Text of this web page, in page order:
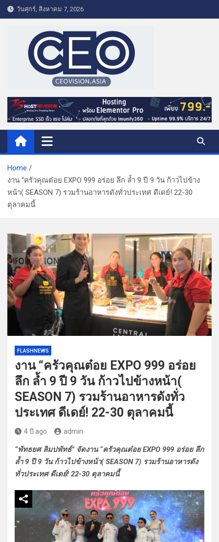
k
e
t
วันศุกร์, สิงหาคม 7, 2026
CEO VISION.ASIA
Business & Lifestyle
Home
งาน “ครัวคุณต๋อย EXPO 999 อร่อย ลึก ล้ำ 9 ปี 9 วัน ก้าวไปข้าง
หน้า( SEASON 7) รวมร้านอาหารดังทั่วประเทศ ดีเดย์! 22-30
ตุลาคมนี้
FLASHNEWS
งาน “ครัวคุณต๋อย EXPO 999 อร่อย
ลึก ล้ำ 9 ปี 9 วัน ก้าวไปข้างหน้า(
SEASON 7) รวมร้านอาหารดังทั่ว
ประเทศ ดีเดย์! 22-30 ตุลาคมนี้
4 ปี ago admin
“พัทธยศ ลิมปพัทธ์” จัดงาน “ครัวคุณต๋อย EXPO 999 อร่อย ลึก
ล้ำ 9 ปี 9 วัน ก้าวไปข้างหน้า( SEASON 7) รวมร้านอาหารดัง
ทั่วประเทศ ดีเดย์! 22-30 ตุลาคมนี้